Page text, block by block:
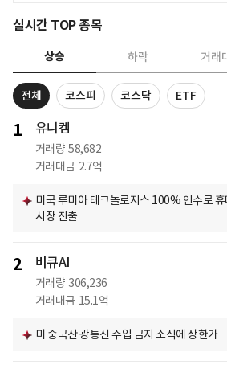
실시간 TOP 종목
상승 하락 거래
전체 코스피 코스닥 ETF
1 유니켐
거래량 58,682
거래대금 2.7억
미국 루미아 테크놀로지스 100% 인수로
시장 진출
2 비큐AI
거래량 306,236
거래대금 15.1억
미 중국산 광통신 수입 금지 소식에 상한가